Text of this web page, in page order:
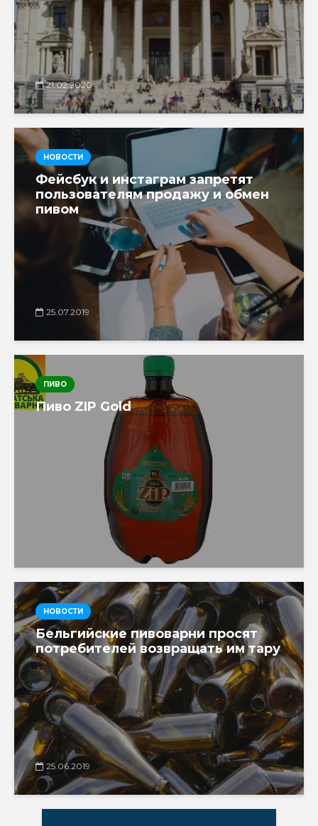
21.02.2020
НОВОСТИ
Фейсбук и инстаграм запретят
пользователям продажу и обмен
пивом
25.07.2019
ПИВО
Пиво ZIP Gold
НОВОСТИ
Бельгийские пивоварни просят
потребителей возвращать им тару
25.06.2019